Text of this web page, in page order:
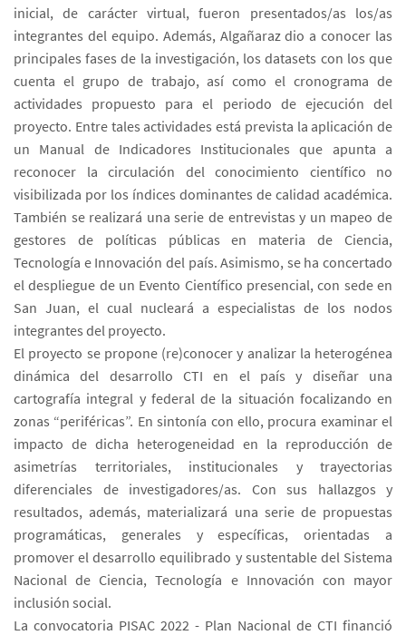
inicial, de carácter virtual, fueron presentados/as los/as
integrantes del equipo. Además, Algañaraz dio a conocer las
principales fases de la investigación, los datasets con los que
cuenta el grupo de trabajo, así como el cronograma de
actividades propuesto para el periodo de ejecución del
proyecto. Entre tales actividades está prevista la aplicación de
un Manual de Indicadores Institucionales que apunta a
reconocer la circulación del conocimiento científico no
visibilizada por los índices dominantes de calidad académica.
También se realizará una serie de entrevistas y un mapeo de
gestores de políticas públicas en materia de Ciencia,
Tecnología e Innovación del país. Asimismo, se ha concertado
el despliegue de un Evento Científico presencial, con sede en
San Juan, el cual nucleará a especialistas de los nodos
integrantes del proyecto.
El proyecto se propone (re)conocer y analizar la heterogénea
dinámica del desarrollo CTI en el país y diseñar una
cartografía integral y federal de la situación focalizando en
zonas “periféricas”. En sintonía con ello, procura examinar el
impacto de dicha heterogeneidad en la reproducción de
asimetrías territoriales, institucionales y trayectorias
diferenciales de investigadores/as. Con sus hallazgos y
resultados, además, materializará una serie de propuestas
programáticas, generales y específicas, orientadas a
promover el desarrollo equilibrado y sustentable del Sistema
Nacional de Ciencia, Tecnología e Innovación con mayor
inclusión social.
La convocatoria PISAC 2022 - Plan Nacional de CTI financió